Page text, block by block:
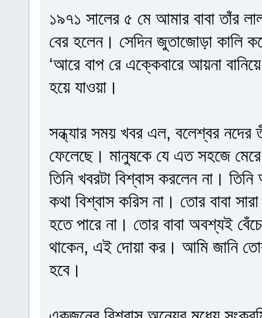
১৯৭১ সালের ৫ মে আমার বাবা তাঁর
বের হলেন। সেদিন জুতাজোড়া কালি
‘আরে বাপ রে এক্কেবারে আয়না
হয়ে যাওয়া।
সন্ধ্যার সময় খবর এল, বলেশ্বর নদের
ফেলেছে। মানুষকে যে এত সহজে
তিনি খবরটা বিশ্বাস করলেন না।
কথা বিশ্বাস করিস না। তোর বাবা
হতে পারে না। তোর বাবা অবশ্যই
থাকেন, এই দোয়া কর। আমি জানি
হবে।